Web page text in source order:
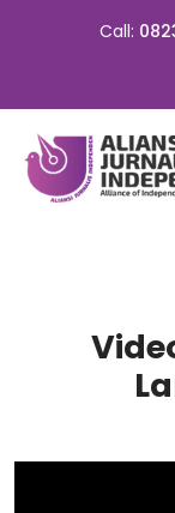
Call: